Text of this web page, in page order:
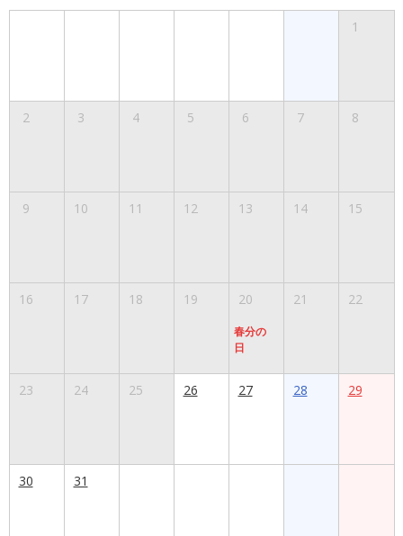
1
2 3 4 5 6 7 8
9 10 11 12 13 14 15
16 17 18 19 20
春分の
日
21 22
23 24 25 26 27 28 29
30 31